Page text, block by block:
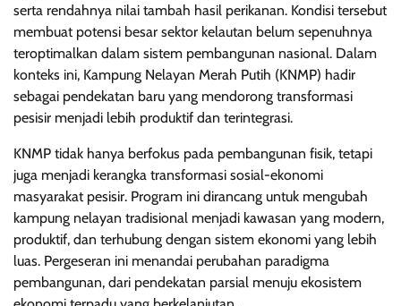
serta rendahnya nilai tambah hasil perikanan. Kondisi tersebut
membuat potensi besar sektor kelautan belum sepenuhnya
teroptimalkan dalam sistem pembangunan nasional. Dalam
konteks ini, Kampung Nelayan Merah Putih (KNMP) hadir
sebagai pendekatan baru yang mendorong transformasi
pesisir menjadi lebih produktif dan terintegrasi.
KNMP tidak hanya berfokus pada pembangunan fisik, tetapi
juga menjadi kerangka transformasi sosial-ekonomi
masyarakat pesisir. Program ini dirancang untuk mengubah
kampung nelayan tradisional menjadi kawasan yang modern,
produktif, dan terhubung dengan sistem ekonomi yang lebih
luas. Pergeseran ini menandai perubahan paradigma
pembangunan, dari pendekatan parsial menuju ekosistem